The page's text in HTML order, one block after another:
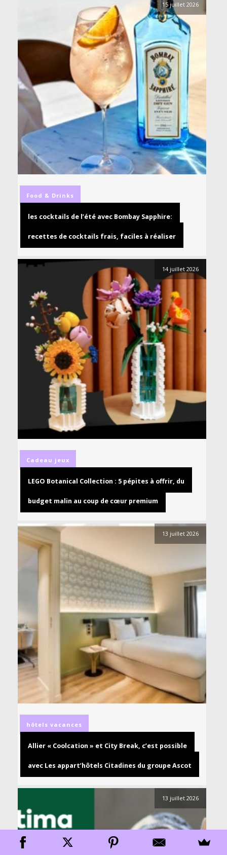
15 juillet 2026
Food & Drinks
les cocktails de l’été avec Bombay Sapphire:
recettes de cocktails frais, faciles à réaliser
14 juillet 2026
Cadeau jeux
LEGO Botanical Collection : 5 pépites à offrir, du
budget malin au coup de cœur premium
13 juillet 2026
hôtels vacances
Allier « Coolcation » et City Break, c’est possible
avec Les appart’hôtels Citadines du groupe Ascot
13 juillet 2026